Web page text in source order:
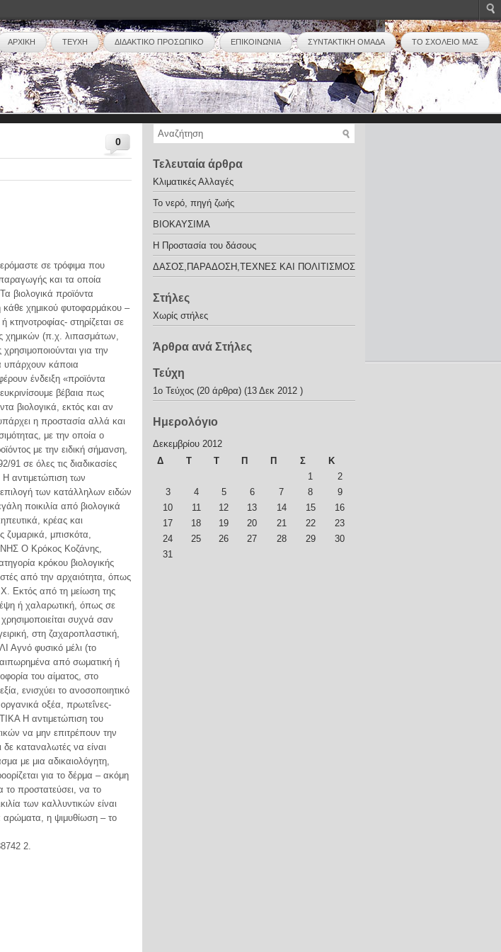
ΑΡΧΙΚΗ ΤΕΥΧΗ ΔΙΔΑΚΤΙΚΟ ΠΡΟΣΩΠΙΚΟ ΕΠΙΚΟΙΝΩΝΙΑ ΣΥΝΤΑΚΤΙΚΗ ΟΜΑΔΑ ΤΟ ΣΧΟΛΕΙΟ ΜΑΣ
0
σε τρόφιμα που
και τα οποία
βιολογικά προϊόντα
χημικού φυτοφαρμάκου –
στηρίζεται σε
χημικών (π.χ. λιπασμάτων,
για την
υπάρχουν κάποια
ένδειξη «προϊόντα
βέβαια πως
βιολογικά, εκτός και αν
η προστασία αλλά και
με την οποία ο
με την ειδική σήμανση,
σε όλες τις διαδικασίες
αντιμετώπιση των
των κατάλληλων ειδών
ποικιλία από βιολογικά
κρέας και
ζυμαρικά, μπισκότα,
Ο Κρόκος Κοζάνης,
κρόκου βιολογικής
από την αρχαιότητα, όπως
Εκτός από τη μείωση της
ή χαλαρωτική, όπως σε
συχνά σαν
στη ζαχαροπλαστική,
Αγνό φυσικό μέλι (το
από σωματική ή
του αίματος, στο
ενισχύει το ανοσοποιητικό
οξέα, πρωτεΐνες-
Η αντιμετώπιση του
να μην επιτρέπουν την
καταναλωτές να είναι
με μια αδικαιολόγητη,
για το δέρμα – ακόμη
το προστατεύσει, να το
των καλλυντικών είναι
αρώματα, η ψιμυθίωση – το
2.
Τελευταία άρθρα
Κλιματικές Αλλαγές
Το νερό, πηγή ζωής
ΒΙΟΚΑΥΣΙΜΑ
Η Προστασία του δάσους
ΔΑΣΟΣ,ΠΑΡΑΔΟΣΗ,ΤΕΧΝΕΣ ΚΑΙ ΠΟΛΙΤΙΣΜΟΣ
Στήλες
Χωρίς στήλες
Άρθρα ανά Στήλες
Τεύχη
1o Τεύχος (20 άρθρα) (13 Δεκ 2012 )
Ημερολόγιο
Δεκεμβρίου 2012
Δ
Τ Τ Π Π Σ
Κ
1
2
3
4 5 6 7 8
9
10
11 12 13 14 15
16
17
18 19 20 21 22
23
24
25 26 27 28 29
30
31